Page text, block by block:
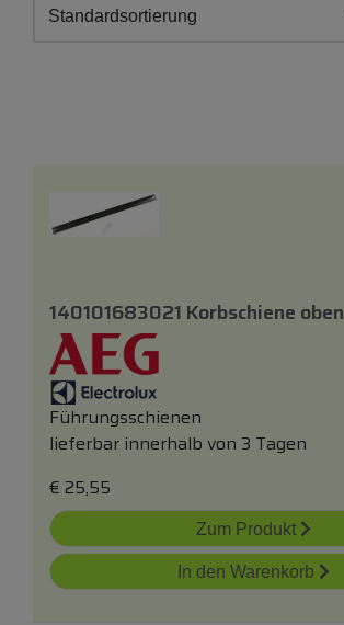
140101683021 Korbschiene oben
Führungsschienen
lieferbar innerhalb von 3 Tagen
€ 25,55
Zum Produkt
In den Warenkorb